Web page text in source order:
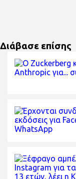
Διάβασε επίσης